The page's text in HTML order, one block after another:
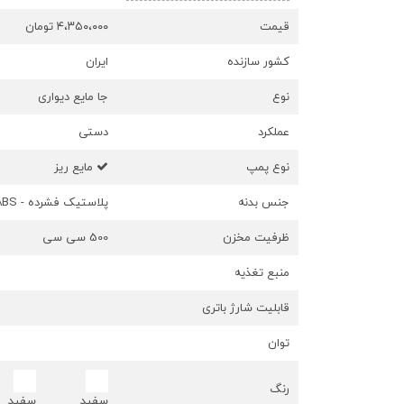
قیمت
۴،۳۵۰،۰۰۰ تومان
کشور سازنده
ایران
نوع
جا مایع دیواری
عملکرد
دستی
نوع پمپ
مایع ریز
جنس بدنه
پلاستیک فشرده - ABS
ظرفیت مخزن
500 سی سی
منبع تغذیه
قابلیت شارژ باتری
توان
رنگ